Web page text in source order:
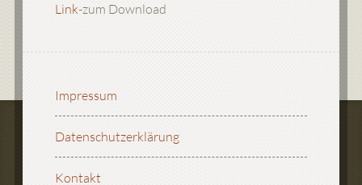
Link-zum Download
Impressum
Datenschutzerklärung
Kontakt